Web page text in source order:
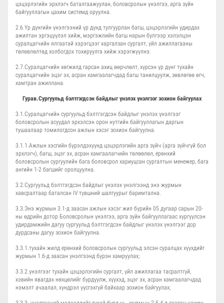
цэцэрлэгийн эрхлэгч баталгаажуулан, боловсролын үнэлгээ, арга зүйн
байгууллагын цахим системд оруулна.
2.6.Үр дүнгийн үнэлгээний үр дүнд тулгуурлан багш, цэцэрлэгийн удирдах
ажилтан эргэцүүлэл хийж, мэргэжлийн багш нарын бүлгээр хэлэлцэн
суралцагчийн ялгаатай хэрэгцээг харгалзан сургалт, үйл ажиллагааны
төлөвлөлтөд холбогдох тохируулга хийж хэрэгжүүлнэ.
2.7.Суралцагчийн хөгжилд гарсан ахиц өөрчлөлт, хүрсэн үр дүнг тухайн
суралцагчийн эцэг эх, асран хамгаалагчдад багш танилцуулж, зөвлөгөө өгч,
хамтран ажиллана.
Гурав.Сургуульд бэлтгэгдсэн байдлыг үнэлэх үнэлгээг зохион байгуулах
3.1.Суралцагчийн сургуульд бэлтгэгдсэн байдлыг үнэлэх үнэлгээг
боловсролын асуудал эрхэлсэн орон нутгийн байгууллагын даргын
тушаалаар томилогдсон ажлын хэсэг зохион байгуулна.
3.1.1.Ажлын хэсгийн бүрэлдэхүүнд цэцэрлэгийн арга зүйч (арга зүйчгүй бол
эрхлэгч), багш, эцэг эх, асран хамгаалагчийн төлөөлөл, ерөнхий
боловсролын сургуулийн бага боловсрол хариуцсан сургалтын менежер, бага
ангийн 1-2 багшийг оролцуулна.
3.2.Сургуульд бэлтгэгдсэн байдлыг үнэлэх үнэлгээнд энэ журмын
хавсралтаар баталсан IV түвшний шалгуурыг баримтална.
3.3.Энэ журмын 3.1-д заасан ажлын хэсэг жил бүрийн 05 дугаар сарын 20-
ны өдрийн дотор Боловсролын үнэлгээ, арга зүйн байгууллагаас хүргүүлсэн
удирдамжийн дагуу сургуульд бэлтгэгдсэн байдлыг үнэлэх үнэлгээг дор
дурдсаны дагуу зохион байгуулна.
3.3.1.тухайн жилд ерөнхий боловсролын сургуульд элсэн суралцах хүүхдийг
журмын 1.6-д заасан үнэлгээнд бүрэн хамруулах;
3.3.2.үнэлгээг тухайн цэцэрлэгийн сургалт, үйл ажиллагаа тасралтгүй,
хэвийн явагдах нөхцөлийг бүрдүүлж, хүүхэд, эцэг эх, асран хамгаалагчдад
нэмэлт ачаалал, хүндрэл үүсгэхгүй байхаар зохион байгуулах;